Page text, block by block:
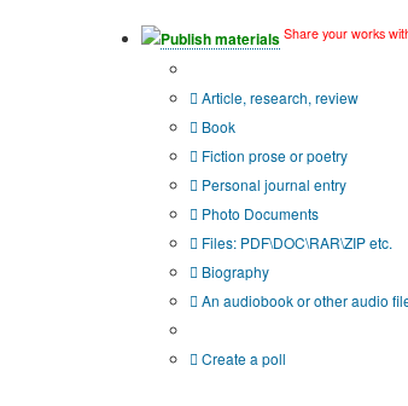
Publish materials Share your works
Article, research, review
Book
Fiction prose or poetry
Personal journal entry
Photo Documents
Files: PDF\DOC\RAR\ZIP etc.
Biography
An audiobook or other audio
Create a poll